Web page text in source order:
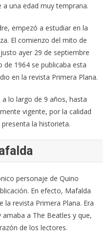
una edad muy temprana.
empezó a estudiar en la
El comienzo del mito de
ayer 29 de septiembre
de 1964 se publicaba esta
en la revista Primera Plana.
lo largo de 9 años, hasta
vigente, por la calidad
la historieta.
personaje de Quino
En efecto, Mafalda
la revista Primera Plana. Era
a The Beatles y que,
de los lectores.